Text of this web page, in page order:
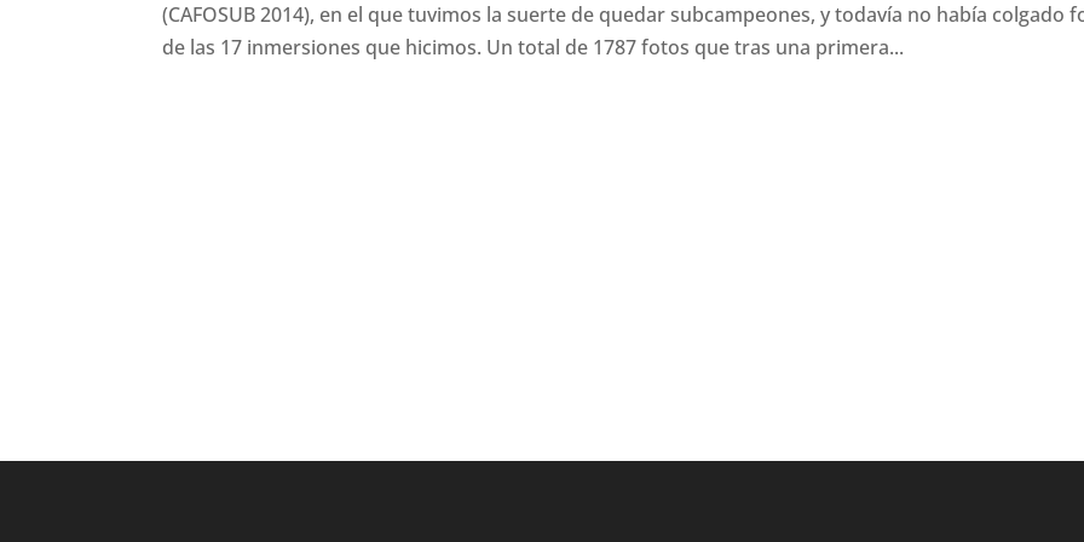
(CAFOSUB 2014), en el que tuvimos la suerte de quedar subcampeones, y todavía no había colgado
de las 17 inmersiones que hicimos. Un total de 1787 fotos que tras una primera...